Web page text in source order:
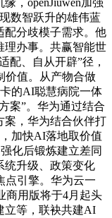
数智跃升的雄伟蓝
配分歧模子需求。他
理办事。共赢智能世
配、自从开辟”径，
价值。从产物合做
的AI聪慧病院一体
案”。华为通过结合
案，华为结合伙伴打
加快AI落地取价值
化后锻炼建立差同
统升级、政策变化
点引擎。华为云一
商用版将于4月起头
立等，联袂共建AI